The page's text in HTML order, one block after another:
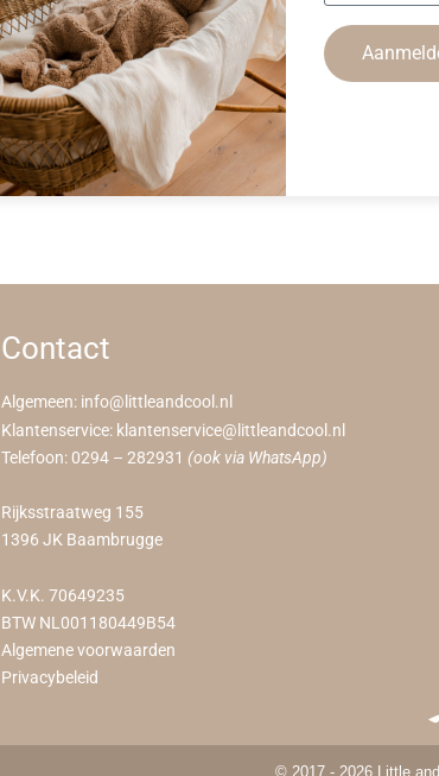
Contact
Algemeen: info@littleandcool.nl
Klantenservice: klantenservice@littleandcool.nl
Telefoon: 0294 – 282931 (ook via WhatsApp)
Rijksstraatweg 155
1396 JK Baambrugge
K.V.K. 70649235
BTW NL001180449B54
Algemene voorwaarden
Privacybeleid
© 2017 - 2026 Little